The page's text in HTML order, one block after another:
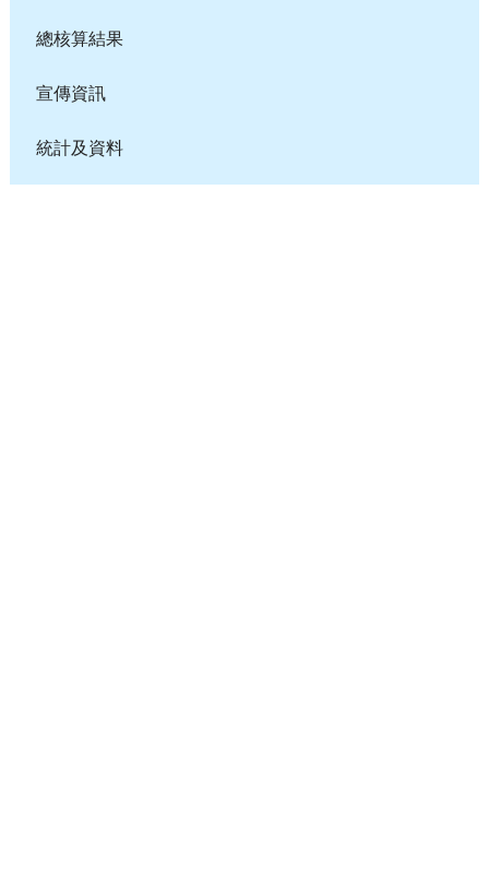
總核算結果
宣傳資訊
統計及資料